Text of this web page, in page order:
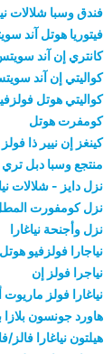
فندق وسبا شلالات
فيتوريا هوتل آند
كانتري إن آند سويتس
كواليتي إن آند
كواليتي هوتل
كومفرت هوتل
كينغز إن نيير ذا فولز
منتجع وسبا دبل تري
نزل دايز - شلالات
نزل كومفورت
نزل وأجنحة نياغارا
نياجارا فولزفيو هوتل
نياجرا فولز إن
نياغارا فولز ماريوت
هاورد جونسون بلازا
هيلتون نياغارا